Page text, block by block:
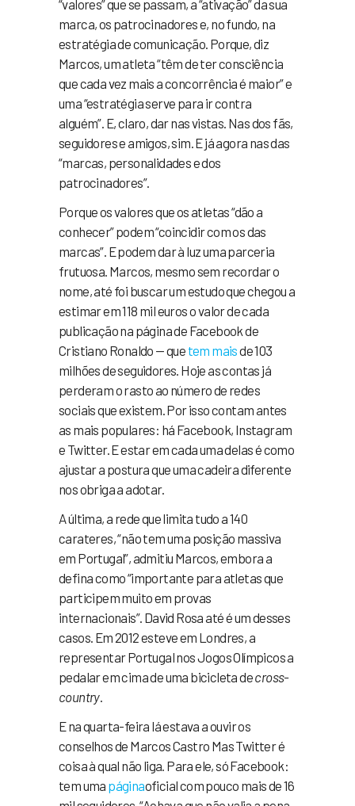
“valores” que se passam, a “ativação” da sua
marca, os patrocinadores e, no fundo, na
estratégia de comunicação. Porque, diz
Marcos, um atleta “têm de ter consciência
que cada vez mais a concorrência é maior” e
uma “estratégia serve para ir contra
alguém”. E, claro, dar nas vistas. Nas dos fãs,
seguidores e amigos, sim. E já agora nas das
“marcas, personalidades e dos
patrocinadores”.
Porque os valores que os atletas “dão a
conhecer” podem “coincidir com os das
marcas”. E podem dar à luz uma parceria
frutuosa. Marcos, mesmo sem recordar o
nome, até foi buscar um estudo que chegou a
estimar em 118 mil euros o valor de cada
publicação na página de Facebook de
Cristiano Ronaldo — que tem maisde 103
milhões de seguidores. Hoje as contas já
perderam o rasto ao número de redes
sociais que existem. Por isso contam antes
as mais populares: há Facebook, Instagram
e Twitter. E estar em cada uma delas é como
ajustar a postura que uma cadeira diferente
nos obriga a adotar.
A última, a rede que limita tudo a 140
carateres, “não tem uma posição massiva
em Portugal”, admitiu Marcos, embora a
defina como “importante para atletas que
participem muito em provas
internacionais”. David Rosa até é um desses
casos. Em 2012 esteve em Londres, a
representar Portugal nos Jogos Olímpicos a
pedalar em cima de uma bicicleta decross-
country.
E na quarta-feira lá estava a ouvir os
conselhos de Marcos Castro Mas Twitter é
coisa à qual não liga. Para ele, só Facebook:
tem uma páginaoficial com pouco mais de 16